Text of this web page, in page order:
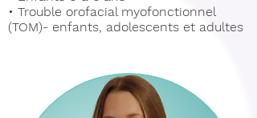
• Trouble orofacial myofonctionnel
(TOM)- enfants, adolescents et adultes